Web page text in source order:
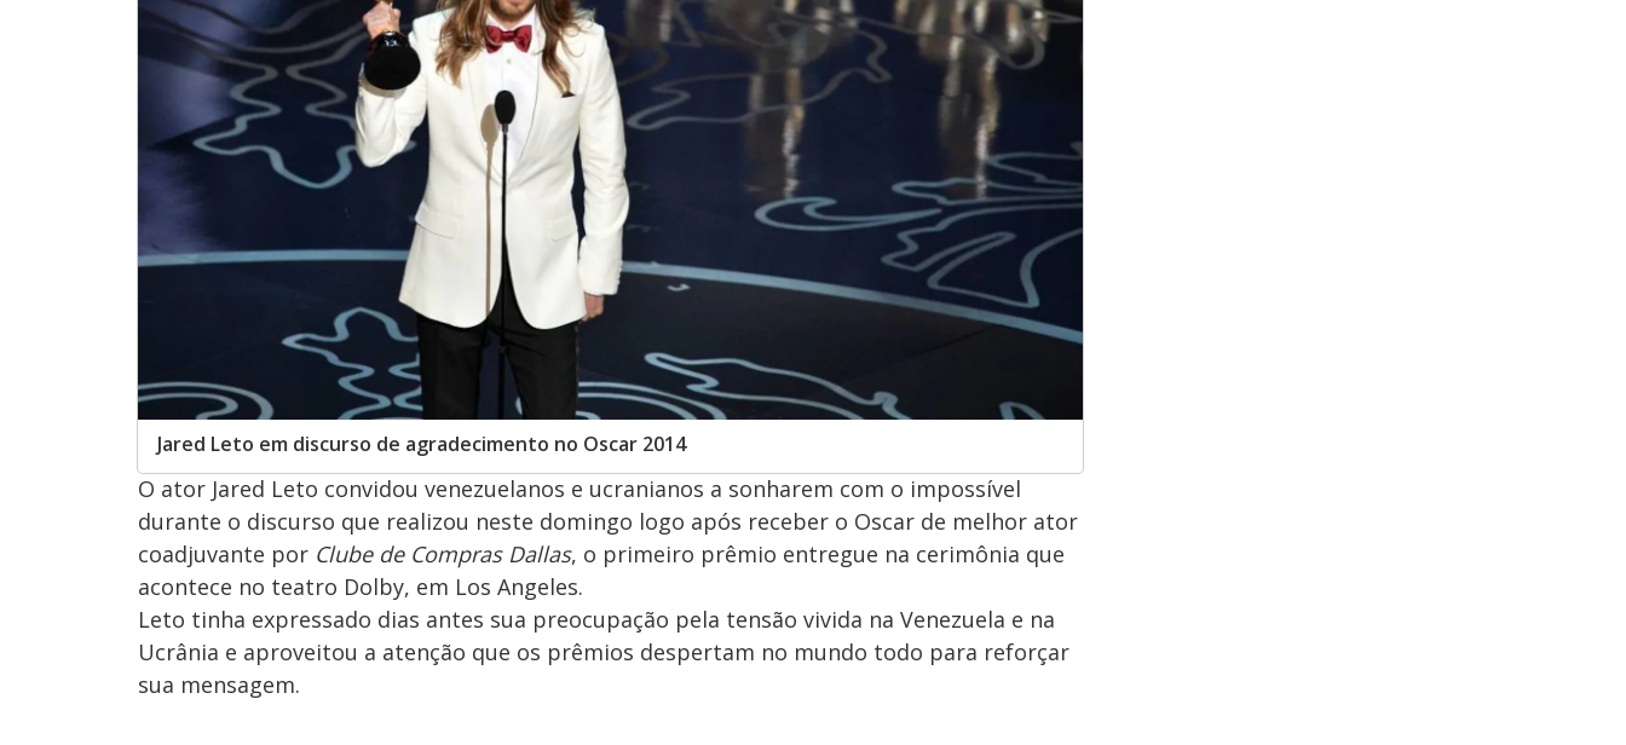
Jared Leto em discurso de agradecimento no Oscar 2014
O ator Jared Leto convidou venezuelanos e ucranianos a sonharem com o impossível
durante o discurso que realizou neste domingo logo após receber o Oscar de melhor ator
coadjuvante por Clube de Compras Dallas, o primeiro prêmio entregue na cerimônia que
acontece no teatro Dolby, em Los Angeles.
Leto tinha expressado dias antes sua preocupação pela tensão vivida na Venezuela e na
Ucrânia e aproveitou a atenção que os prêmios despertam no mundo todo para reforçar
sua mensagem.